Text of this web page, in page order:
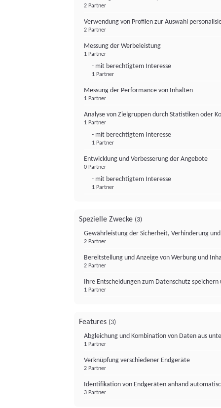
2 Partner
Verwendung von Profilen zur Auswahl
2 Partner
Messung der Werbeleistung
1 Partner
- mit berechtigtem Interesse
1 Partner
Messung der Performance von Inhalten
1 Partner
Analyse von Zielgruppen durch Statistiken oder
1 Partner
- mit berechtigtem Interesse
1 Partner
Entwicklung und Verbesserung der Angebote
0 Partner
- mit berechtigtem Interesse
1 Partner
Spezielle Zwecke (3)
Gewährleistung der Sicherheit, Verhinderung
2 Partner
Bereitstellung und Anzeige von Werbung und
2 Partner
Ihre Entscheidungen zum Datenschutz
1 Partner
Features (3)
Abgleichung und Kombination von Daten aus
1 Partner
Verknüpfung verschiedener Endgeräte
2 Partner
Identifikation von Endgeräten anhand
3 Partner